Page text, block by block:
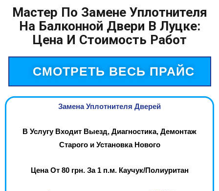
Мастер По Замене Уплотнителя
На Балконной Двери В Луцке:
Цена И Стоимость Работ
СМОТРЕТЬ ВЕСЬ ПРАЙС
Замена Уплотнителя Дверей
В Услугу Входит Выезд, Диагностика, Демонтаж
Старого и Установка Нового
Цена От 80 грн. За 1 п.м. Каучук/Полиуритан